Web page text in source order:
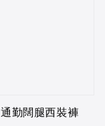
通勤闊腿西裝褲